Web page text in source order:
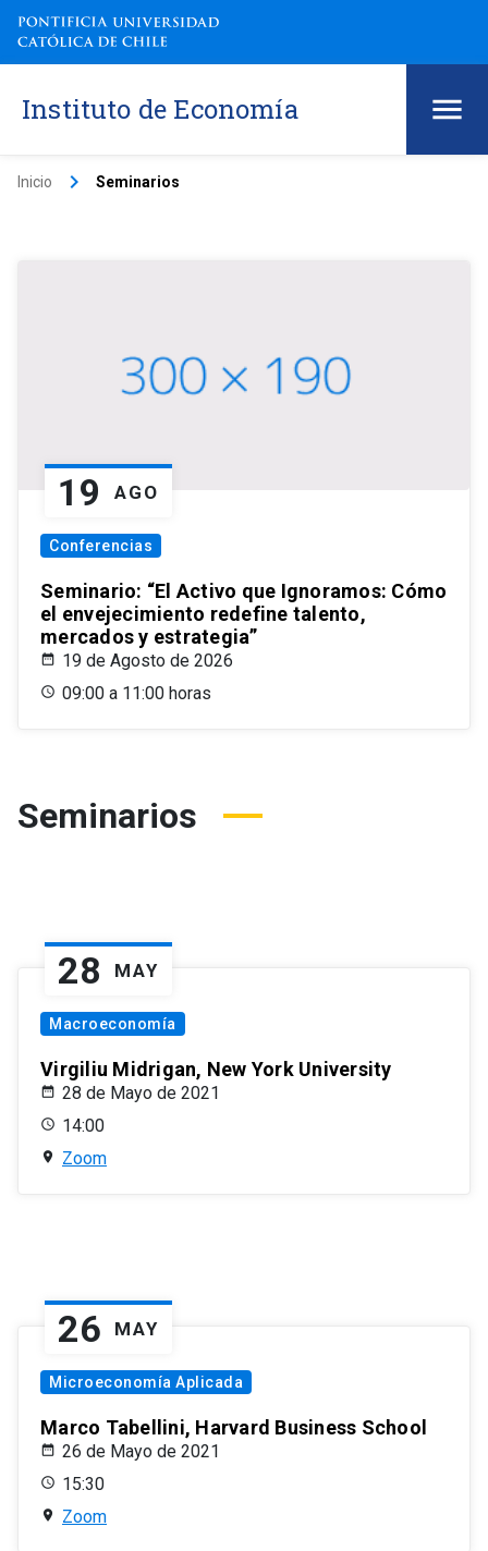
Instituto de Economía
Inicio keyboard_arrow_right Seminarios
19 AGO
Conferencias
Seminario: “El Activo que Ignoramos: Cómo
el envejecimiento redefine talento,
mercados y estrategia”
19 de Agosto de 2026
09:00 a 11:00 horas
Seminarios
28 MAY
Macroeconomía
Virgiliu Midrigan, New York University
28 de Mayo de 2021
14:00
Zoom
26 MAY
Microeconomía Aplicada
Marco Tabellini, Harvard Business School
26 de Mayo de 2021
15:30
Zoom